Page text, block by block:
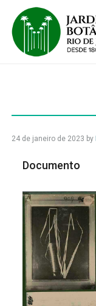
24 de janeiro de 2023 by
Documento